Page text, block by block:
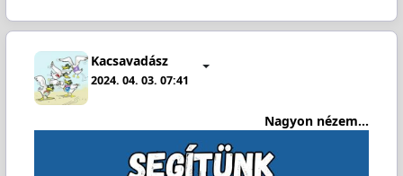
Kacsavadász
2024. 04. 03. 07:41
Nagyon nézem...